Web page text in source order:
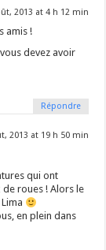
2013 at 4 h 12 min
amis !
devez avoir
Répondre
2013 at 19 h 50 min
qui ont
roues ! Alors le
en plein dans